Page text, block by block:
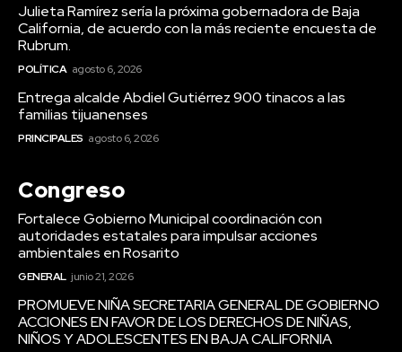
Julieta Ramírez sería la próxima gobernadora de Baja
California, de acuerdo con la más reciente encuesta de
Rubrum.
POLÍTICA agosto 6, 2026
Entrega alcalde Abdiel Gutiérrez 900 tinacos a las
familias tijuanenses
PRINCIPALES agosto 6, 2026
Congreso
Fortalece Gobierno Municipal coordinación con
autoridades estatales para impulsar acciones
ambientales en Rosarito
GENERAL junio 21, 2026
PROMUEVE NIÑA SECRETARIA GENERAL DE GOBIERNO
ACCIONES EN FAVOR DE LOS DERECHOS DE NIÑAS,
NIÑOS Y ADOLESCENTES EN BAJA CALIFORNIA